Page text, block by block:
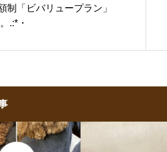
制「ビバリュープラン」
.:*・